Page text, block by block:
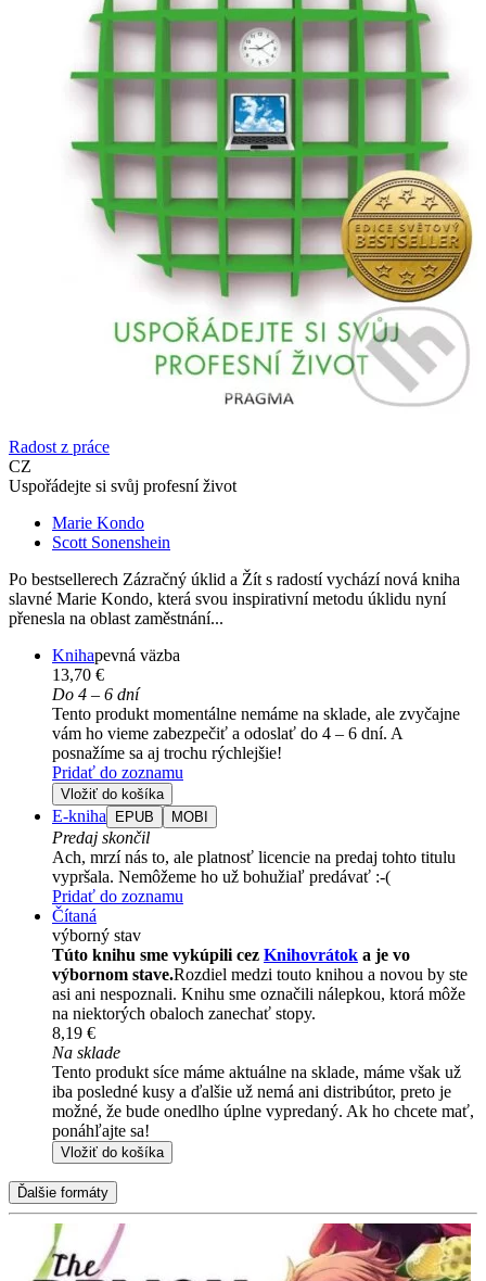
Radost z práce
CZ
Uspořádejte si svůj profesní život
Marie Kondo
Scott Sonenshein
Po bestsellerech Zázračný úklid a Žít s radostí vychází nová kniha
slavné Marie Kondo, která svou inspirativní metodu úklidu nyní
přenesla na oblast zaměstnání...
Knihapevná väzba
13,70 €
Do 4 – 6 dní
Tento produkt momentálne nemáme na sklade, ale zvyčajne
vám ho vieme zabezpečiť a odoslať do 4 – 6 dní. A
posnažíme sa aj trochu rýchlejšie!
Pridať do zoznamu
Vložiť do košíka
E-kniha EPUB MOBI
Predaj skončil
Ach, mrzí nás to, ale platnosť licencie na predaj tohto titulu
vypršala. Nemôžeme ho už bohužiaľ predávať :-(
Pridať do zoznamu
Čítaná
výborný stav
Túto knihu sme vykúpili cez Knihovrátok a je vo
výbornom stave.Rozdiel medzi touto knihou a novou by ste
asi ani nespoznali. Knihu sme označili nálepkou, ktorá môže
na niektorých obaloch zanechať stopy.
8,19 €
Na sklade
Tento produkt síce máme aktuálne na sklade, máme však už
iba posledné kusy a ďalšie už nemá ani distribútor, preto je
možné, že bude onedlho úplne vypredaný. Ak ho chcete mať,
ponáhľajte sa!
Vložiť do košíka
Ďalšie formáty